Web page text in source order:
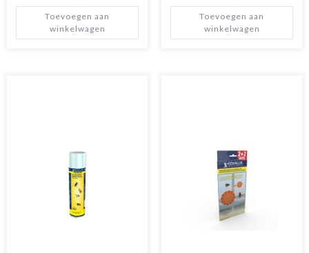
Toevoegen aan
winkelwagen
Toevoegen aan
winkelwagen